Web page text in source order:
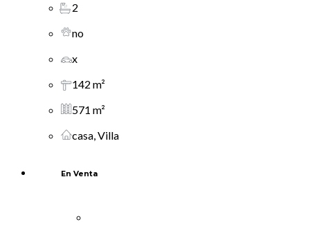
2
no
x
142 m²
571 m²
casa, Villa
En Venta